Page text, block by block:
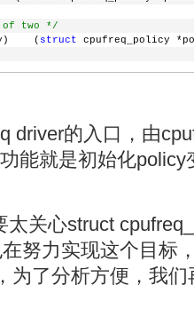
of two */
(
struct cpufreq_policy
(
struct
cpufreq_policy
int target_freq,
int relation);
(
struct
should return a stable
switch to and
before jumping to the
driver的入口，由
能就是初始化
太关心struct
努力实现这个目标
为了分析方便，我